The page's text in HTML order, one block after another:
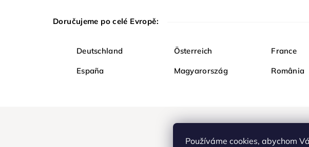
Používáme cookies, abychom
Doručujeme po celé Evropě:
Deutschland Österreich France
España Magyarország România